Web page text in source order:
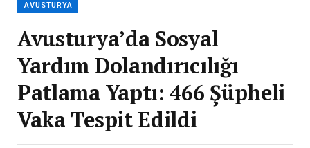
AVUSTURYA
Avusturya’da Sosyal
Yardım Dolandırıcılığı
Patlama Yaptı: 466 Şüpheli
Vaka Tespit Edildi